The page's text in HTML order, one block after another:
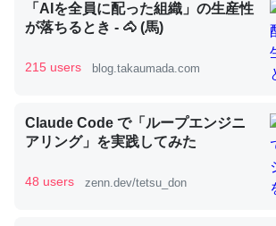
昆虫ってカルシウム少ないのか。知らん
コオロギのカルシウム分はエビの600分の
─ニュース :: 【研究発表】昆虫学の大問題＝「昆
論文では「淡水はカルシウムも酸素も不足
「AIを全員に配った組織」の生産性
が落ちるとき - 🐴 (馬)
215 users blog.takaumada.com
Claude Code で「ループエンジニ
アリング」を実践してみた
48 users zenn.dev/tetsu_don